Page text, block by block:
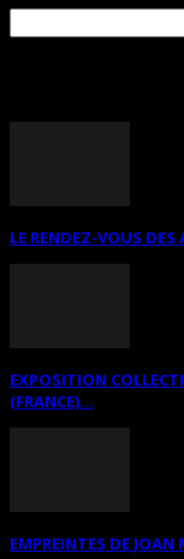
LE RENDEZ-VOUS
EXPOSITION
(FRANCE)...
EMPREINTES DE JOAN